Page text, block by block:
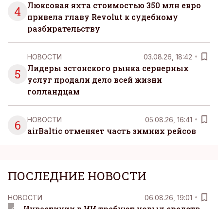
4
Люксовая яхта стоимостью 350 млн евро
привела главу Revolut к судебному
разбирательству
5
НОВОСТИ 03.08.26, 18:42
Лидеры эстонского рынка серверных
услуг продали дело всей жизни
голландцам
6 НОВОСТИ 05.08.26, 16:41
airBaltic отменяет часть зимних рейсов
ПОСЛЕДНИЕ НОВОСТИ
НОВОСТИ 06.08.26, 19:01